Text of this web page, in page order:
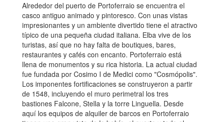
Alrededor del puerto de Portoferraio se encuentra el
casco antiguo animado y pintoresco. Con unas vistas
impresionantes y un ambiente divertido tiene el atractivo
típico de una pequeña ciudad italiana. Elba vive de los
turistas, así que no hay falta de boutiques, bares,
restaurantes y cafés con encanto. Portoferraio está
llena de monumentos y su rica historia. La actual ciudad
fue fundada por Cosimo I de Medici como "Cosmópolis".
Los imponentes fortificaciones se construyeron a partir
de 1548, incluyendo el muro perimetral los tres
bastiones Falcone, Stella y la torre Linguella. Desde
aquí los equipos de alquiler de barcos en Portoferraio